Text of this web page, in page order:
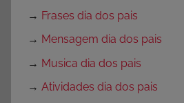
→ Frases dia dos pais
→ Mensagem dia dos pais
→ Musica dia dos pais
→ Atividades dia dos pais